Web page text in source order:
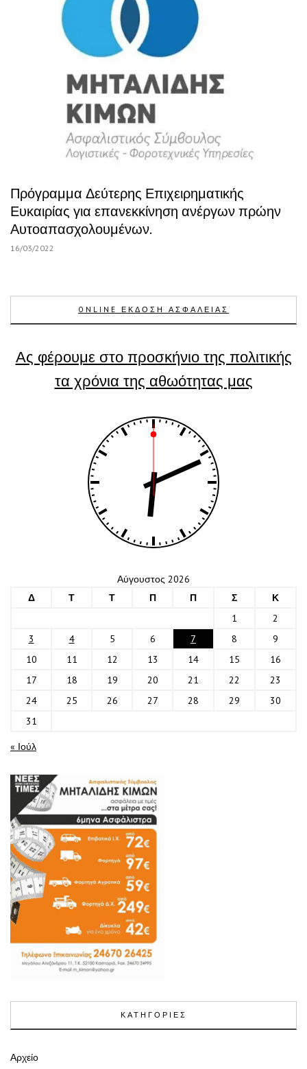
Πρόγραμμα Δεύτερης Επιχειρηματικής
Ευκαιρίας για επανεκκίνηση ανέργων πρώην
Αυτοαπασχολουμένων.
16/03/2022
ONLINE ΕΚΔΟΣΗ ΑΣΦΑΛΕΙΑΣ
Ας φέρουμε στο προσκήνιο της πολιτικής
τα χρόνια της αθωότητας μας
Αύγουστος 2026
Δ
Τ Τ Π Π Σ
Κ
1
2
3
4 5 6 7 8
9
10
11 12 13 14 15
16
17
18 19 20 21 22
23
24
25 26 27 28 29
30
31
« Ιούλ
ΚΑΤΗΓΟΡΙΕΣ
Αρχείο